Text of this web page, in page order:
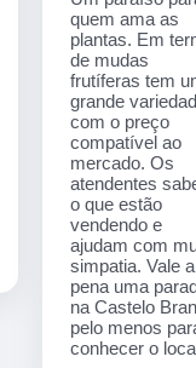
quem ama as
plantas. Em
de mudas
frutíferas tem
grande
com o preço
compatível ao
mercado. Os
atendentes
o que estão
vendendo e
ajudam com
simpatia. Vale a
pena uma
na Castelo
pelo menos
conhecer o